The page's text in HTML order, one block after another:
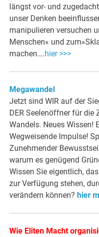
längst vor- und
unser Denken
manipulieren versuchen
Menschen« und
machen….hier >>>
Megawandel
Jetzt sind WIR auf der
DER Seelenöffner für die
Wandels. Neues Wissen!
Wegweisende Impulse!
Zunehmender
warum es genügend
Wissen Sie eigentlich,
zur Verfügung stehen,
verändern können?hier
Wie Eliten Macht